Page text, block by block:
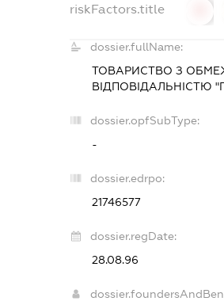
riskFactors.title
dossier.fullName:
ТОВАРИСТВО З
ВІДПОВІДАЛЬНІСТЮ
dossier.opfSubType:
-
dossier.edrpo:
21746577
dossier.regDate:
28.08.96